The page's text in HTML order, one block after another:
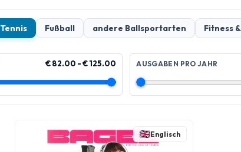
Tennis Fußball andere Ballsportarten Fitness
€ 82.00 - € 125.00 AUSGABEN PRO JAHR
Englisch